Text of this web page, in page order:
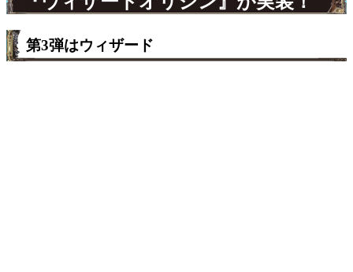
第3弾はウィザード